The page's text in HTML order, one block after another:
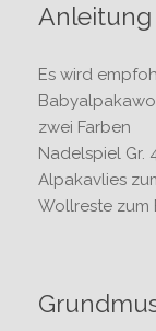
Anleitung
Es wird
zwei Farben
Nadelspiel Gr.
Alpakavlies
Wollreste zum